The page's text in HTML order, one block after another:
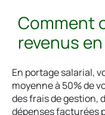
Comment
revenus
En portage salarial,
moyenne à 50% de
des frais de gestion,
dépenses facturées